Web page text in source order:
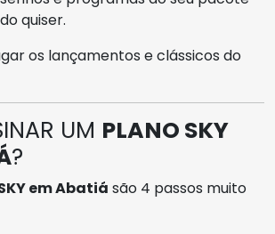
quiser.
os lançamentos e clássicos do
UM PLANO SKY
?
em Abatiá são 4 passos muito